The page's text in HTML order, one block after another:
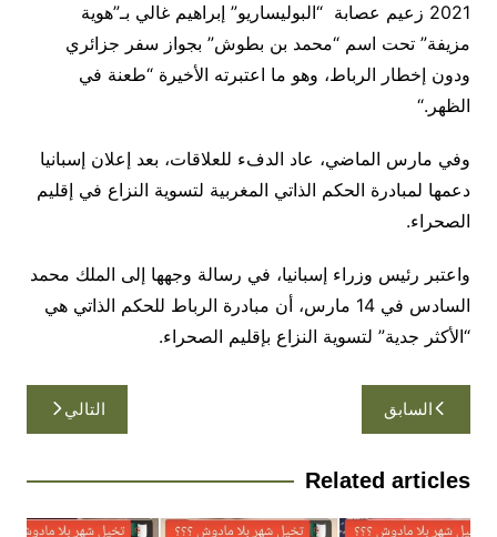
2021 زعيم عصابة “البوليساريو” إبراهيم غالي بـ”هوية
مزيفة” تحت اسم “محمد بن بطوش” بجواز سفر جزائري
ودون إخطار الرباط، وهو ما اعتبرته الأخيرة “طعنة في
الظهر “.
وفي مارس الماضي، عاد الدفء للعلاقات، بعد إعلان إسبانيا
دعمها لمبادرة الحكم الذاتي المغربية لتسوية النزاع في إقليم
الصحراء.
واعتبر رئيس وزراء إسبانيا، في رسالة وجهها إلى الملك محمد
السادس في 14 مارس، أن مبادرة الرباط للحكم الذاتي هي
“الأكثر جدية” لتسوية النزاع بإقليم الصحراء.
تصفّح
المقالات
السابق التالي
Related articles